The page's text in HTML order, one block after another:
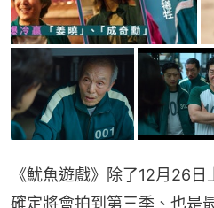
《魷魚遊戲》除了12月26
確定將會拍到第三季、也是